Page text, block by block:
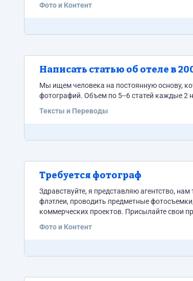
Фото и Контент
Написать статью об отеле в
Мы ищем человека на постоянную основу,
фотографий. Объем по 5--6 статей каждые
Тексты и Переводы
Требуется фотограф
Здравствуйте, я представляю агентство,
флэтлеи, проводить предметные
коммерческих проектов. Присылайте свои
Фото и Контент